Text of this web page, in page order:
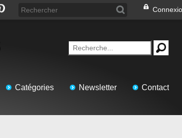
Catégories Newsletter Contact